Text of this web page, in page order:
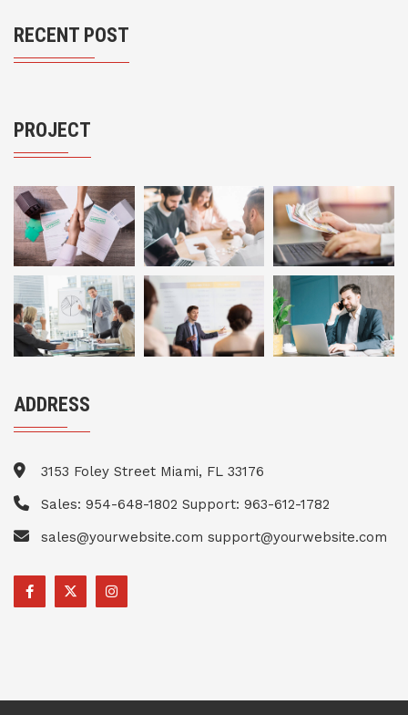
RECENT POST
PROJECT
ADDRESS
3153 Foley Street Miami, FL 33176
Sales: 954-648-1802 Support: 963-612-1782
sales@yourwebsite.com support@yourwebsite.com